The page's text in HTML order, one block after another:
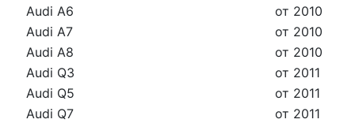
Audi A6
от 2010
Audi A7
от 2010
Audi A8
от 2010
Audi Q3
от 2011
Audi Q5
от 2011
Audi Q7
от 2011